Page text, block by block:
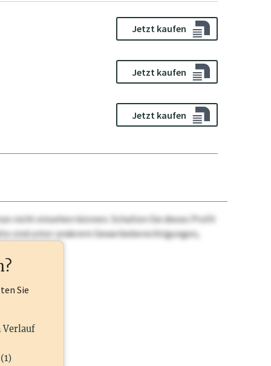
Jetzt kaufen
Jetzt kaufen
Jetzt kaufen
nicht einsehen können. Schalten Sie dieses Profil
sind unter anderem Gewerbeberechtigungen,
Sie
Verlauf